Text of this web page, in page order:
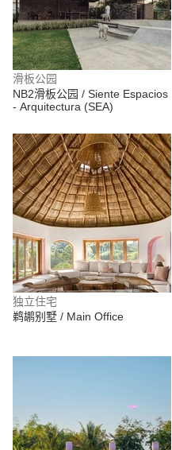
滑板公园
NB2滑板公园 / Siente Espacios
- Arquitectura (SEA)
独立住宅
鹈鹕别墅 / Main Office